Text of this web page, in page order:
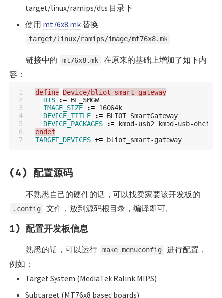
target/linux/ramips/dts 目录下
使用 mt76x8.mk 替换
target/linux/ramips/image/mt76x8.mk
链接中的 mt76x8.mk
在原来的基础上增加了如下内
容：
1
2
3
4
5
6
define Device/bliot_smart-gateway
DTS
:= BL_SMGW
IMAGE_SIZE
:= 16064k
DEVICE_TITLE
:= BLIOT SmartGateway
DEVICE_PACKAGES
:=
endef
TARGET_DEVICES +=
(4) 配置源码
不熟悉自己的硬件的话，可以找卖家要该开发板的
.config 文件，放到源码根目录，编译即可。
1) 配置开发板信息
熟悉的话，可以运行 make menuconfig
进行配置，
例如：
Target System (MediaTek Ralink MIPS)
Subtarget (MT76x8 based boards)